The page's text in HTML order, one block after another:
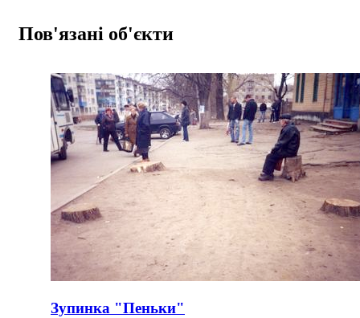
Пов'язані об'єкти
Зупинка "Пеньки"